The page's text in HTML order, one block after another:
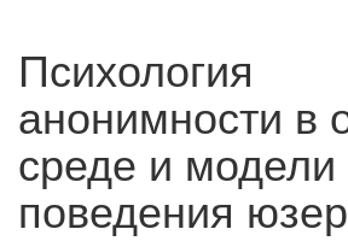
Психология
анонимности в
среде и модели
поведения